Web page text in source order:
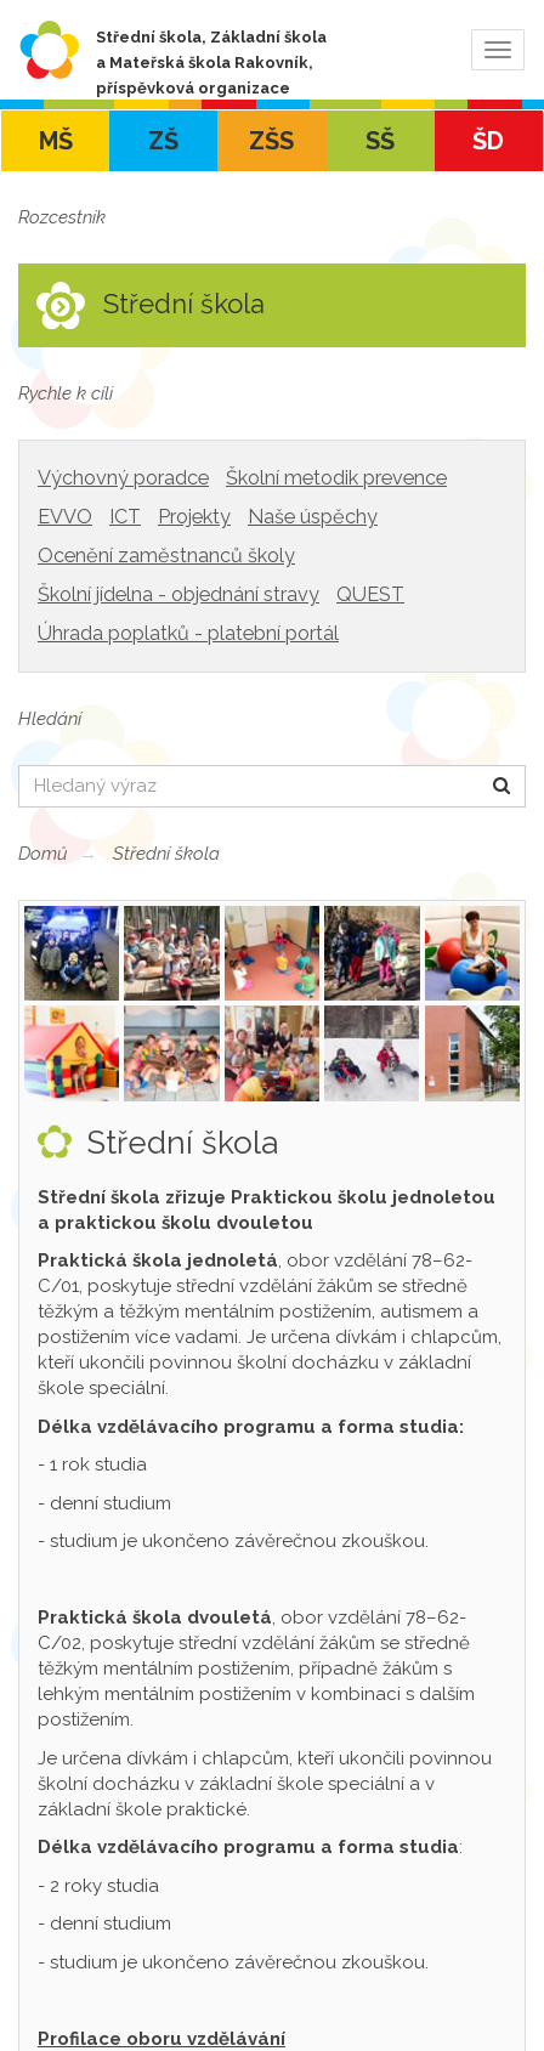
Střední škola, Základní škola
a Mateřská škola Rakovník,
příspěvková organizace
MŠ ZŠ ZŠS SŠ ŠD
Rozcestník
Střední škola
Rychle k cíli
Výchovný poradce
Školní metodik prevence
EVVO
ICT Projekty
Naše úspěchy
Ocenění zaměstnanců školy
Školní jídelna - objednání stravy
QUEST
Úhrada poplatků - platební portál
Hledání
Hledat
Domů Střední škola
Střední škola
Střední škola zřizuje Praktickou školu jednoletou
a praktickou školu dvouletou
Praktická škola jednoletá, obor vzdělání 78–62-
C/01, poskytuje střední vzdělání žákům se středně
těžkým a těžkým mentálním postižením, autismem a
postižením více vadami. Je určena dívkám i chlapcům,
kteří ukončili povinnou školní docházku v základní
škole speciální.
Délka vzdělávacího programu a forma studia:
- 1 rok studia
- denní studium
- studium je ukončeno závěrečnou zkouškou.
Praktická škola dvouletá, obor vzdělání 78–62-
C/02, poskytuje střední vzdělání žákům se středně
těžkým mentálním postižením, případně žákům s
lehkým mentálním postižením v kombinaci s dalším
postižením.
Je určena dívkám i chlapcům, kteří ukončili povinnou
školní docházku v základní škole speciální a v
základní škole praktické.
Délka vzdělávacího programu a forma studia:
- 2 roky studia
- denní studium
- studium je ukončeno závěrečnou zkouškou.
Profilace oboru vzdělávání